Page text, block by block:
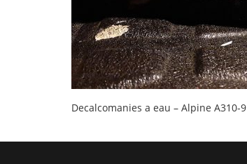
Decalcomanies a eau – Alpine A310-9